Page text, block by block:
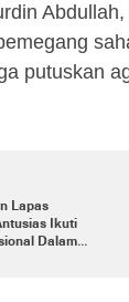
putuskan
Lapas
Ikuti
Dalam